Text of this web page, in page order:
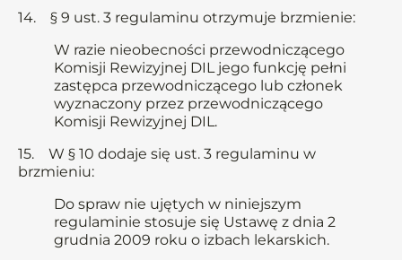
14. § 9 ust. 3 regulaminu otrzymuje brzmienie:
W razie nieobecności przewodniczącego
Komisji Rewizyjnej DIL jego funkcję pełni
zastępca przewodniczącego lub członek
wyznaczony przez przewodniczącego
Komisji Rewizyjnej DIL.
15. W § 10 dodaje się ust. 3 regulaminu w
brzmieniu:
Do spraw nie ujętych w niniejszym
regulaminie stosuje się Ustawę z dnia 2
grudnia 2009 roku o izbach lekarskich.